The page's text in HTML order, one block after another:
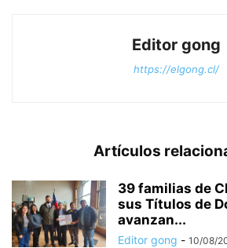
Editor gong
https://elgong.cl/
Artículos
39 familias de
sus Títulos de
avanzan...
Editor gong - 10/08/